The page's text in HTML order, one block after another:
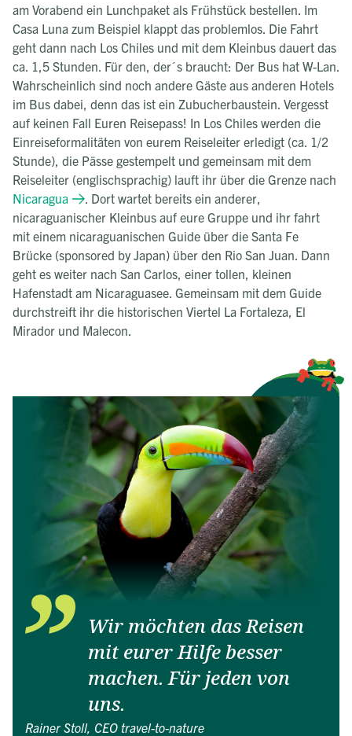
am Vorabend ein Lunchpaket als Frühstück bestellen. Im
Casa Luna zum Beispiel klappt das problemlos. Die Fahrt
geht dann nach Los Chiles und mit dem Kleinbus dauert das
ca. 1,5 Stunden. Für den, der´s braucht: Der Bus hat W-Lan.
Wahrscheinlich sind noch andere Gäste aus anderen Hotels
im Bus dabei, denn das ist ein Zubucherbaustein. Vergesst
auf keinen Fall Euren Reisepass! In Los Chiles werden die
Einreiseformalitäten von eurem Reiseleiter erledigt (ca. 1/2
Stunde), die Pässe gestempelt und gemeinsam mit dem
Reiseleiter (englischsprachig) lauft ihr über die Grenze nach
Nicaragua
. Dort wartet bereits ein anderer,
nicaraguanischer Kleinbus auf eure Gruppe und ihr fahrt
mit einem nicaraguanischen Guide über die Santa Fe
Brücke (sponsored by Japan) über den Rio San Juan. Dann
geht es weiter nach San Carlos, einer tollen, kleinen
Hafenstadt am Nicaraguasee. Gemeinsam mit dem Guide
durchstreift ihr die historischen Viertel La Fortaleza, El
Mirador und Malecon.
Wir möchten das Reisen
mit eurer Hilfe besser
machen. Für jeden von
uns.
Rainer Stoll, CEO travel-to-nature